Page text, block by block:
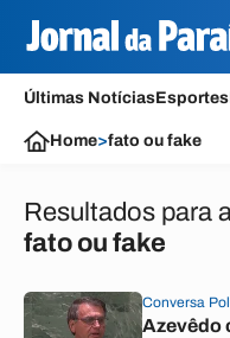
Últimas NotíciasEsportes
Home>fato ou fake
Resultados para
fato ou fake
Conversa
Azevêdo